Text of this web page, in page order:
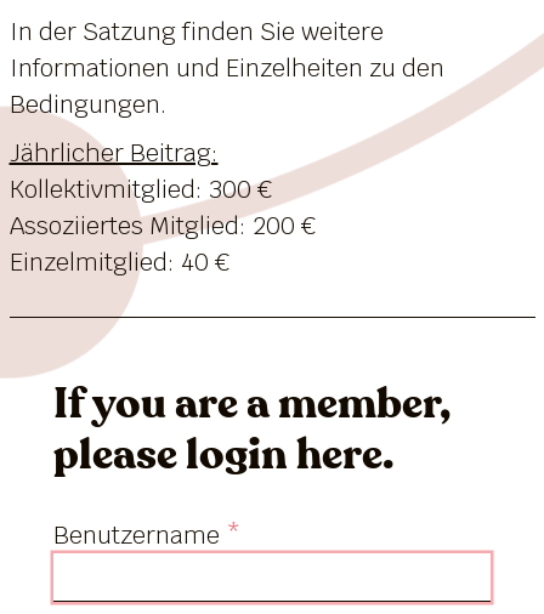
In der Satzung finden Sie weitere
Informationen und Einzelheiten zu den
Bedingungen.
Jährlicher Beitrag:
Kollektivmitglied: 300 €
Assoziiertes Mitglied: 200 €
Einzelmitglied: 40 €
If you are a member,
please login here.
Benutzername *